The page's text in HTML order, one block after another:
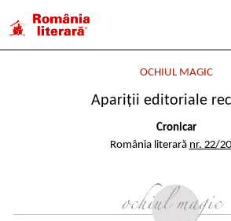
OCHIUL MAGIC
Apariții editoriale
Cronicar
România literară nr. 22/